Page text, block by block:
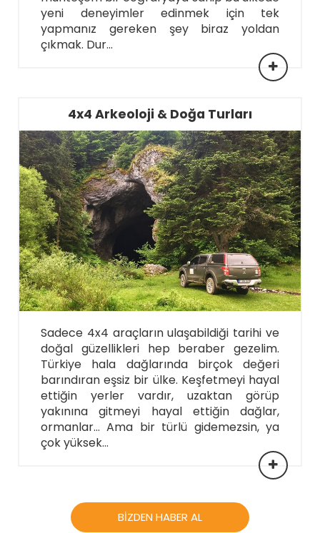
yeni deneyimler edinmek için tek
yapmanız gereken şey biraz yoldan
çıkmak. Dur...
4x4 Arkeoloji & Doğa Turları
Sadece 4x4 araçların ulaşabildiği tarihi ve
doğal güzellikleri hep beraber gezelim.
Türkiye hala dağlarında birçok değeri
barındıran eşsiz bir ülke. Keşfetmeyi hayal
ettiğin yerler vardır, uzaktan görüp
yakınına gitmeyi hayal ettiğin dağlar,
ormanlar… Ama bir türlü gidemezsin, ya
çok yüksek...
BİZDEN HABER AL